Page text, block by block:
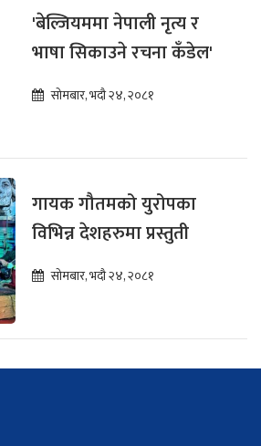
'बेल्जियममा नेपाली नृत्य र
भाषा सिकाउने रचना कँडेल'
सोमबार, भदौ २४, २०८१
गायक गौतमको युरोपका
विभिन्न देशहरुमा प्रस्तुती
सोमबार, भदौ २४, २०८१